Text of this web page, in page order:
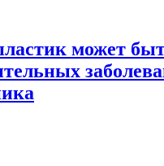
может